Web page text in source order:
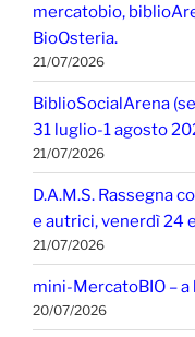
mercatobio,
BioOsteria.
21/07/2026
BiblioSocialArena
31 luglio-1 agosto
21/07/2026
D.A.M.S. Rassegna
e autrici, venerdì 24
21/07/2026
mini-MercatoBIO –
20/07/2026